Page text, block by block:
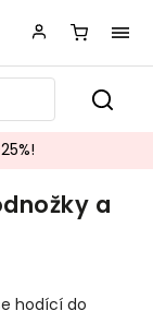
a
hodící do